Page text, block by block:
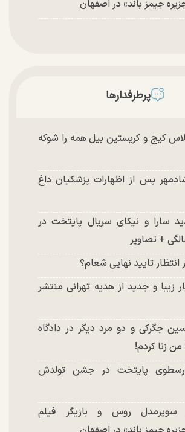
جیمز باند» در اصفهان
پرطرفدارها
کیج و کریستین بیل همه را شوکه
پس از اظهارات پزشکیان داغ
سارا و نیکای سریال پایتخت در
انتظار تایید نهایی شعام؟
زیبا و جدید از هدیه تهرانی منتشر
جگرکی و دو مرد دیگر در دادگاه
زنا کردم!
پایتخت در جشن تولدش
سوپرمدل روس و بازیگر فیلم